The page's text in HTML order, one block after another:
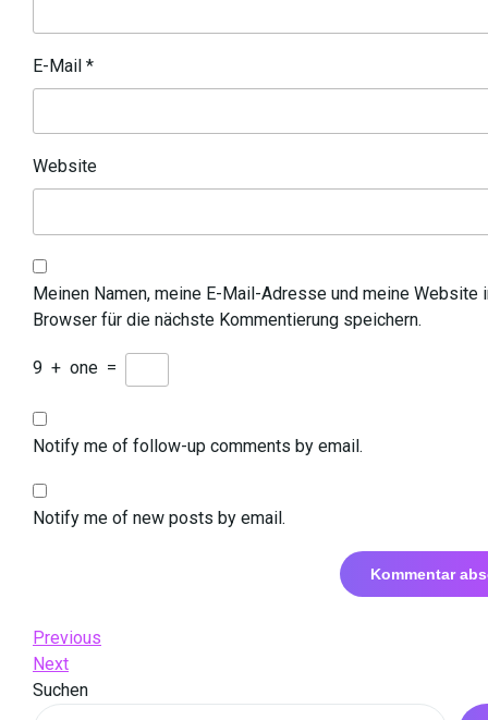
E-Mail *
Website
Meinen Namen, meine E-Mail-Adresse und meine Website
Browser für die nächste Kommentierung speichern.
9 + one =
Notify me of follow-up comments by email.
Notify me of new posts by email.
Beitrags-
Navigation
Previous
Post
Previous
Next
Post
Next
Suchen